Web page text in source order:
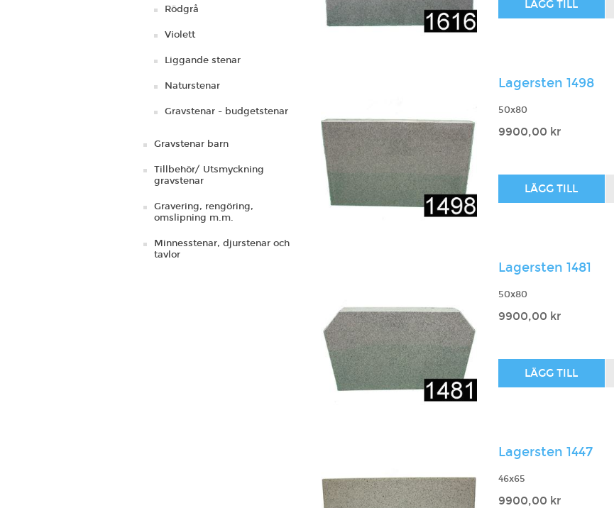
Rödgrå
Violett
Liggande stenar
Naturstenar
Gravstenar - budgetstenar
Gravstenar barn
Tillbehör/ Utsmyckning
gravstenar
Gravering, rengöring,
omslipning m.m.
Minnesstenar, djurstenar och
tavlor
Lagersten 1498
50x80
9900,00 kr
Lagersten 1481
50x80
9900,00 kr
Lagersten 1447
46x65
9900,00 kr